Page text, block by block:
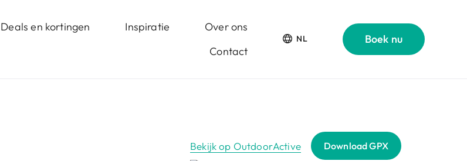
Deals en kortingen Inspiratie
Over ons
Contact
NL Boek nu
Bekijk op OutdoorActive Download GPX